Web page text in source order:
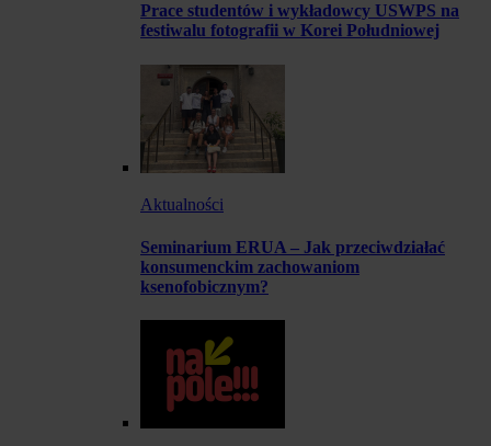
Prace studentów i wykładowcy USWPS na
festiwalu fotografii w Korei Południowej
Aktualności
Seminarium ERUA – Jak przeciwdziałać
konsumenckim zachowaniom
ksenofobicznym?